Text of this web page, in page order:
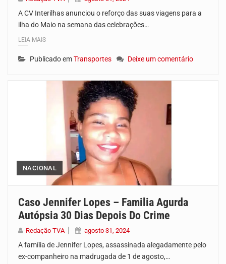
A CV Interilhas anunciou o reforço das suas viagens para a
ilha do Maio na semana das celebrações…
LEIA MAIS
Publicado emTransportes Deixe um comentário
NACIONAL
Caso Jennifer Lopes – Familia Agurda
Autópsia 30 Dias Depois Do Crime
Redação TVA agosto 31, 2024
A família de Jennifer Lopes, assassinada alegadamente pelo
ex-companheiro na madrugada de 1 de agosto,…